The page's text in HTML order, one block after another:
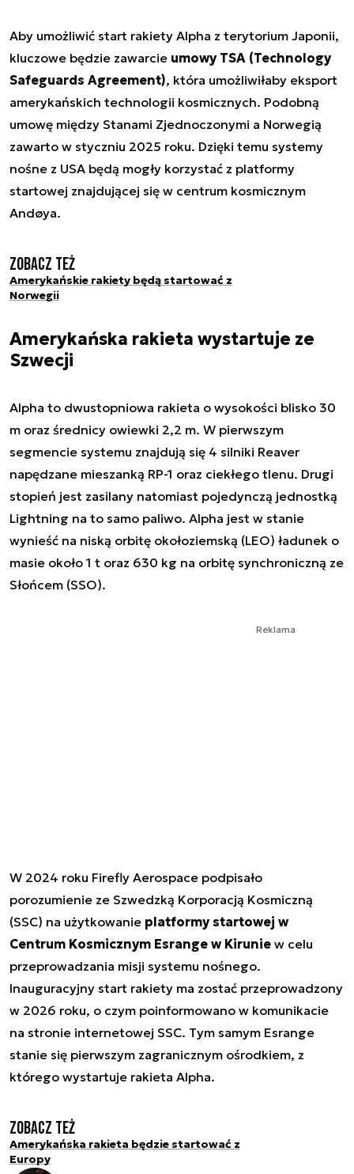
Aby umożliwić start rakiety Alpha z terytorium Japonii,
kluczowe będzie zawarcie umowy TSA (Technology
Safeguards Agreement), która umożliwiłaby eksport
amerykańskich technologii kosmicznych. Podobną
umowę między Stanami Zjednoczonymi a Norwegią
zawarto w styczniu 2025 roku. Dzięki temu systemy
nośne z USA będą mogły korzystać z platformy
startowej znajdującej się w centrum kosmicznym
Andøya.
Zobacz też
Amerykańskie rakiety będą startować z
Norwegii
Amerykańska rakieta wystartuje ze
Szwecji
Alpha to dwustopniowa rakieta o wysokości blisko 30
m oraz średnicy owiewki 2,2 m. W pierwszym
segmencie systemu znajdują się 4 silniki Reaver
napędzane mieszanką RP-1 oraz ciekłego tlenu. Drugi
stopień jest zasilany natomiast pojedynczą jednostką
Lightning na to samo paliwo. Alpha jest w stanie
wynieść na niską orbitę okołoziemską (LEO) ładunek o
masie około 1 t oraz 630 kg na orbitę synchroniczną ze
Słońcem (SSO).
Reklama
W 2024 roku Firefly Aerospace podpisało
porozumienie ze Szwedzką Korporacją Kosmiczną
(SSC) na użytkowanie platformy startowej w
Centrum Kosmicznym Esrange w Kirunie w celu
przeprowadzania misji systemu nośnego.
Inauguracyjny start rakiety ma zostać przeprowadzony
w 2026 roku, o czym poinformowano w komunikacie
na stronie internetowej SSC. Tym samym Esrange
stanie się pierwszym zagranicznym ośrodkiem, z
którego wystartuje rakieta Alpha.
Zobacz też
Amerykańska rakieta będzie startować z
Europy